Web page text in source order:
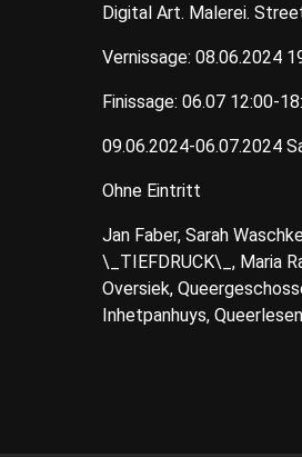
Digital Art. Malerei.
Vernissage: 08.06.2024
Finissage: 06.07 12:00-
09.06.2024-06.07.2024
Ohne Eintritt
Jan Faber, Sarah
\_TIEFDRUCK\_, Maria
Oversiek,
Inhetpanhuys,